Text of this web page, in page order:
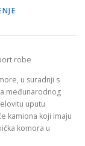
robe
u suradnji s
međunarodnog
uputu
kamiona koji imaju
komora u